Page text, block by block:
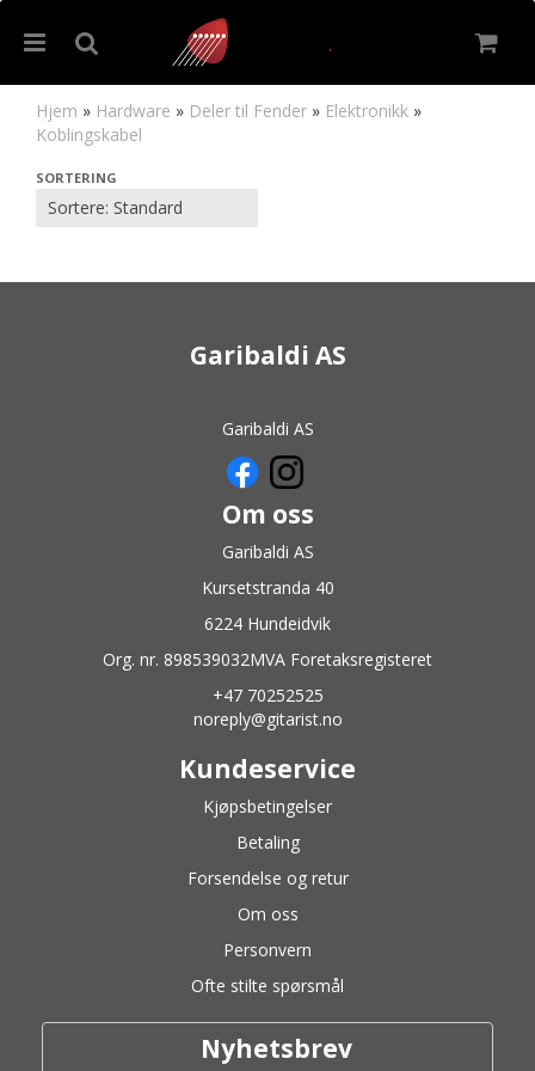
Hjem » Hardware » Deler til Fender » Elektronikk »
Koblingskabel
SORTERING
Garibaldi AS
Garibaldi AS
Om oss
Garibaldi AS
Kursetstranda 40
6224 Hundeidvik
Org. nr. 898539032MVA Foretaksregisteret
+47 70252525
noreply@gitarist.no
Kundeservice
Kjøpsbetingelser
Betaling
Forsendelse og retur
Om oss
Personvern
Ofte stilte spørsmål
Nyhetsbrev